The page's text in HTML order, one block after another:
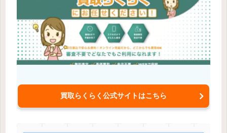
買取らくらく公式サイトはこちら